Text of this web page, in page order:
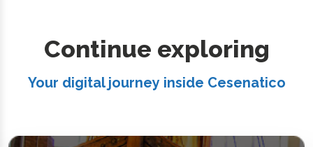
Continue exploring
Your digital journey inside Cesenatico